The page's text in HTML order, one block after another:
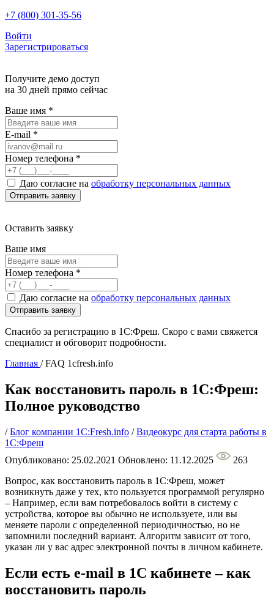
+7 (800) 301-35-56
Войти
Зарегистрироваться
Получите демо доступ
на 30 дней прямо сейчас
Ваше имя *
E-mail *
Номер телефона *
Даю согласие на обработку персональных данных
Оставить заявку
Ваше имя
Номер телефона *
Даю согласие на обработку персональных данных
Спасибо за регистрацию в 1С:Фреш. Скоро с вами свяжется
специалист и обговорит подробности.
Главная /FAQ 1cfresh.info
Как восстановить пароль в 1С:Фреш:
Полное руководство
/ Блог компании 1С:Fresh.info / Видеокурс для старта работы в
1С:Фреш
Опубликовано: 25.02.2021 Обновлено: 11.12.2025
263
Вопрос, как восстановить пароль в 1С:Фреш, может
возникнуть даже у тех, кто пользуется программой регулярно
– Например, если вам потребовалось войти в систему с
устройства, которое вы обычно не используете, или вы
меняете пароли с определенной периодичностью, но не
запомнили последний вариант. Алгоритм зависит от того,
указан ли у вас адрес электронной почты в личном кабинете.
Если есть e-mail в 1С кабинете – как
восстановить пароль